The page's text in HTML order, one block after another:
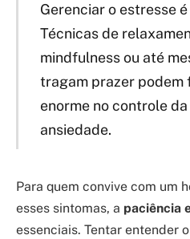
Gerenciar o estresse
Técnicas de
mindfulness ou até
tragam prazer podem
enorme no controle
ansiedade.
Para quem convive com um
esses sintomas, a paciência
essenciais. Tentar entender